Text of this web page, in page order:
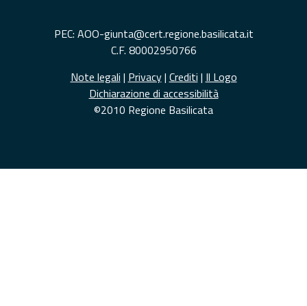
PEC: AOO-giunta@cert.regione.basilicata.it
C.F. 80002950766
Note legali | Privacy| Crediti | Il Logo
Dichiarazione di accessibilità
©2010 Regione Basilicata